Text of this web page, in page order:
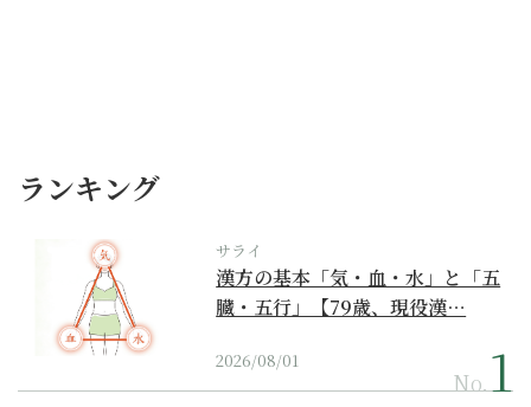
ランキング
サライ
漢方の基本「気・血・水」と「五
臓・五行」【79歳、現役漢…
2026/08/01
No.